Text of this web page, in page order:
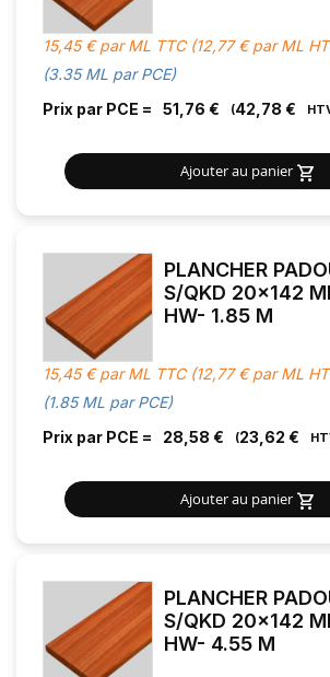
15,45 € par ML TTC (12,77 € par ML
(3.35 ML par PCE)
Prix par PCE =
51,76 € 42,78 €
Ajouter au panier
PLANCHER
S/QKD 20x142
HW- 1.85 M
15,45 € par ML TTC (12,77 € par ML
(1.85 ML par PCE)
Prix par PCE =
28,58 € 23,62 €
Ajouter au panier
PLANCHER
S/QKD 20x142
HW- 4.55 M